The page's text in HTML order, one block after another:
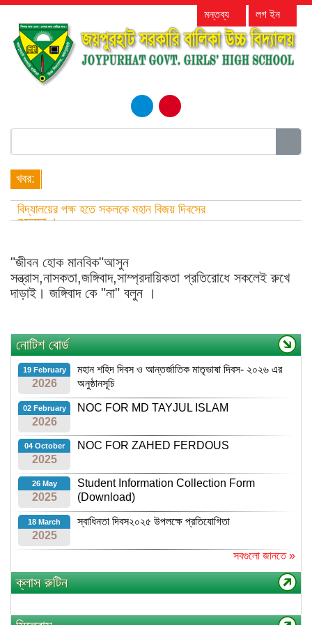
মন্তব্য লগ ইন
খবর:
"জীবন হোক মানবিক"আসুন
দাড়াই। জঙ্গিবাদ কে "না" বলুন ।
নোটিশ বোর্ড
19 February
2026
মহান শহিদ দিবস ও আন্তর্জাতিক মাতৃভাষা দিবস- ২০২৬
02 February
2026
NOC FOR MD TAYJUL ISLAM
04 October
2025
NOC FOR ZAHED FERDOUS
26 May
2025
Student Information Collection Form
2025
সবগুলো জানতে »